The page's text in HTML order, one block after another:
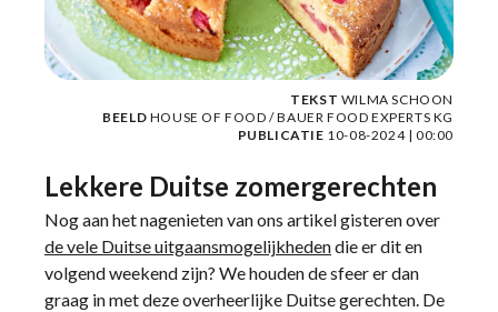
TEKST WILMA SCHOON
BEELD HOUSE OF FOOD / BAUER FOOD EXPERTS KG
PUBLICATIE 10-08-2024 | 00:00
Lekkere Duitse zomergerechten
Nog aan het nagenieten van ons artikel gisteren over
de vele Duitse uitgaansmogelijkhedendie er dit en
volgend weekend zijn? We houden de sfeer er dan
graag in met deze overheerlijke Duitse gerechten. De